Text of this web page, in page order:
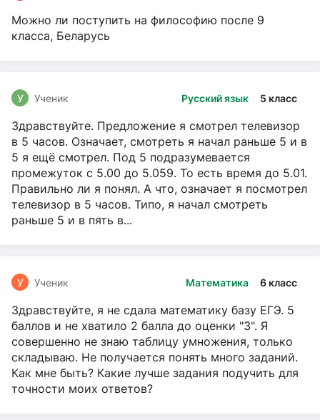
Можно ли поступить на философию после 9
класса, Беларусь
Русский язык 5 класс
У Ученик
Здравствуйте. Предложение я смотрел телевизор
в 5 часов. Означает, смотреть я начал раньше 5 и в
5 я ещё смотрел. Под 5 подразумевается
промежуток с 5.00 до 5.059. То есть время до 5.01.
Правильно ли я понял. А что, означает я посмотрел
телевизор в 5 часов. Типо, я начал смотреть
раньше 5 и в пять в...
Математика 6 класс
У Ученик
Здравствуйте, я не сдала математику базу ЕГЭ. 5
баллов и не хватило 2 балла до оценки "3". Я
совершенно не знаю таблицу умножения, только
складываю. Не получается понять много заданий.
Как мне быть? Какие лучше задания подучить для
точности моих ответов?